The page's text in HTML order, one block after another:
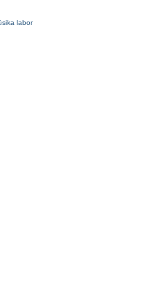
labor